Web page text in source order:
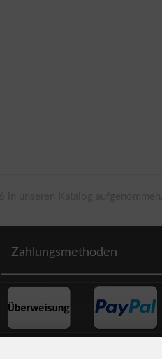
Zahlungsmethoden